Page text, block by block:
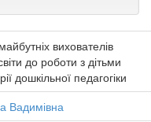
вихователів
до роботи з дітьми
дошкільної педагогіки
Вадимівна